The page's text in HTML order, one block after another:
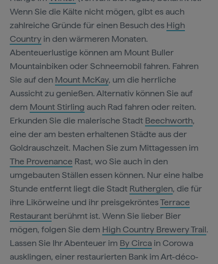
Wenn Sie die Kälte nicht mögen, gibt es auch
zahlreiche Gründe für einen Besuch des High
Country in den wärmeren Monaten.
Abenteuerlustige können am Mount Buller
Mountainbiken oder Schneemobil fahren. Fahren
Sie auf den Mount McKay, um die herrliche
Aussicht zu genießen. Alternativ können Sie auf
dem Mount Stirling auch Rad fahren oder reiten.
Erkunden Sie die malerische Stadt Beechworth,
eine der am besten erhaltenen Städte aus der
Goldrauschzeit. Machen Sie zum Mittagessen im
The Provenance Rast, wo Sie auch in den
umgebauten Ställen essen können. Nur eine halbe
Stunde entfernt liegt die Stadt Rutherglen, die für
ihre Likörweine und ihr preisgekröntesTerrace
Restaurant berühmt ist. Wenn Sie lieber Bier
mögen, folgen Sie dem High Country Brewery Trail.
Lassen Sie Ihr Abenteuer im By Circa in Corowa
ausklingen, einer restaurierten Bank im Art-déco-